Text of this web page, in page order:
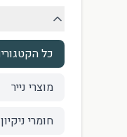
כל
מוצרי נייר
חומרי ניקיון